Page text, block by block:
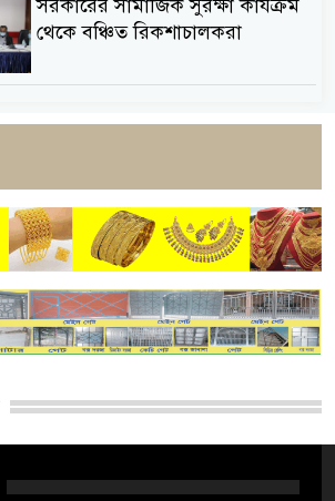
সরকারের সামাজিক সুরক্ষা কার্যক্রম
থেকে বঞ্চিত রিকশাচালকরা